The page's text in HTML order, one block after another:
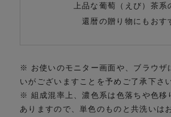
上品な葡萄（えび）茶系
還暦の贈り物にもおす
※ お使いのモニター画面や、ブラウザ
いがございますことを予めご了承下さい
※ 組成混率上、濃色系は色落ちや色移
ありますので、単色のものと共洗いは